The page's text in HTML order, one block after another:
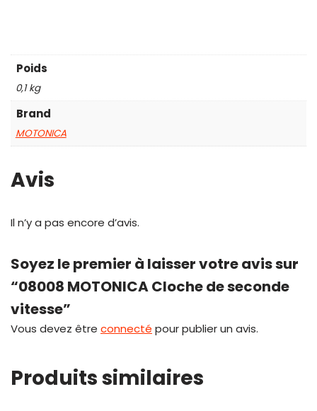
Poids
0,1 kg
Brand
MOTONICA
Avis
Il n’y a pas encore d’avis.
Soyez le premier à laisser votre avis sur
“08008 MOTONICA Cloche de seconde
vitesse”
Vous devez être connecté pour publier un avis.
Produits similaires